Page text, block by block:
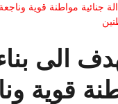
جنائية مواطنة قوية
الى
قوية